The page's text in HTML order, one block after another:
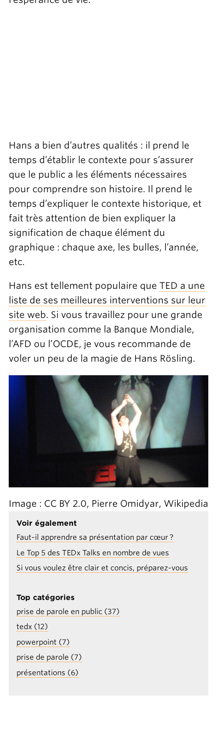
Hans a bien d’autres qualités : il prend le
temps d’établir le contexte pour s’assurer
que le public a les éléments nécessaires
pour comprendre son histoire. Il prend le
temps d’expliquer le contexte historique, et
fait très attention de bien expliquer la
signification de chaque élément du
graphique : chaque axe, les bulles, l’année,
etc.
Hans est tellement populaire que TED a une
liste de ses meilleures interventions sur leur
site web. Si vous travaillez pour une grande
organisation comme la Banque Mondiale,
l’AFD ou l’OCDE, je vous recommande de
voler un peu de la magie de Hans Rösling.
Image : CC BY 2.0, Pierre Omidyar, Wikipedia
Voir également
Faut-il apprendre sa présentation par cœur ?
Le Top 5 des TEDx Talks en nombre de vues
Si vous voulez être clair et concis, préparez-vous
Top catégories
prise de parole en public (37)
tedx (12)
powerpoint (7)
prise de parole (7)
présentations (6)